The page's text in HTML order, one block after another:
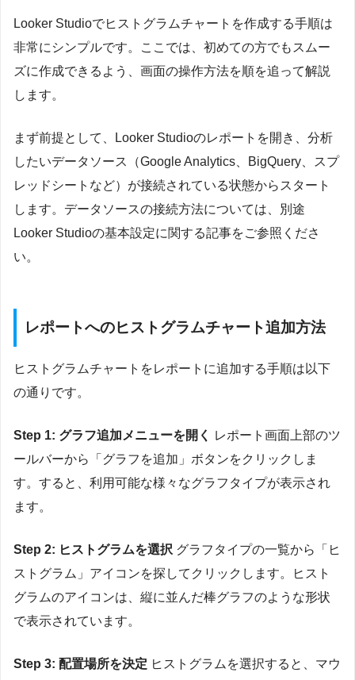
Looker Studioでヒストグラムチャートを作成する手順は
非常にシンプルです。ここでは、初めての方でもスムー
ズに作成できるよう、画面の操作方法を順を追って解説
します。
まず前提として、Looker Studioのレポートを開き、分析
したいデータソース（Google Analytics、BigQuery、スプ
レッドシートなど）が接続されている状態からスタート
します。データソースの接続方法については、別途
Looker Studioの基本設定に関する記事をご参照くださ
い。
レポートへのヒストグラムチャート追加方法
ヒストグラムチャートをレポートに追加する手順は以下
の通りです。
Step 1: グラフ追加メニューを開く
レポート画面上部のツ
ールバーから「グラフを追加」ボタンをクリックしま
す。すると、利用可能な様々なグラフタイプが表示され
ます。
Step 2: ヒストグラムを選択 グラフタイプの一覧から「ヒ
ストグラム」アイコンを探してクリックします。ヒスト
グラムのアイコンは、縦に並んだ棒グラフのような形状
で表示されています。
Step 3: 配置場所を決定 ヒストグラムを選択すると、マウ